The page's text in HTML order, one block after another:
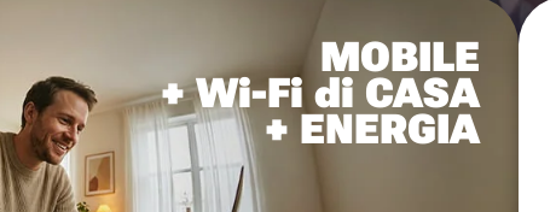
MOBILE
+ Wi-Fi di CASA
+ ENERGIA